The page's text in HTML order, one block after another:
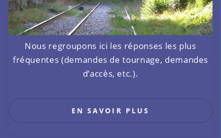
Nous regroupons ici les réponses les plus
fréquentes (demandes de tournage, demandes
d’accès, etc.).
EN SAVOIR PLUS